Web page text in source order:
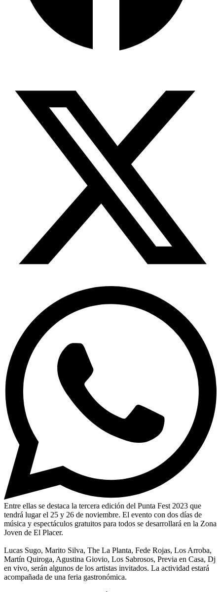
Entre ellas se destaca la tercera edición del Punta Fest 2023 que
tendrá lugar el 25 y 26 de noviembre. El evento con dos días de
música y espectáculos gratuitos para todos se desarrollará en la Zona
Joven de El Placer.
Lucas Sugo, Marito Silva, The La Planta, Fede Rojas, Los Arroba,
Martín Quiroga, Agustina Giovio, Los Sabrosos, Previa en Casa, Dj
en vivo, serán algunos de los artistas invitados. La actividad estará
acompañada de una feria gastronómica.